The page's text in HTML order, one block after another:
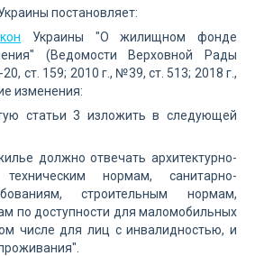
постановляет:
Украины "О жилищном фонде
(Ведомости Верховной Рады
ст. 159; 2010 г., №39, ст. 513; 2018 г.,
изменения:
статьи 3 изложить в следующей
должно отвечать архитектурно-
нормам, санитарно-
строительным нормам,
по доступности для маломобильных
числе для лиц с инвалидностью, и